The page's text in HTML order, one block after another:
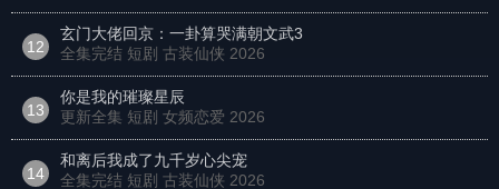
12
玄门大佬回京：一卦算哭满朝文武3
全集完结 短剧 古装仙侠 2026
13
你是我的璀璨星辰
更新全集 短剧 女频恋爱 2026
14
和离后我成了九千岁心尖宠
全集完结 短剧 古装仙侠 2026